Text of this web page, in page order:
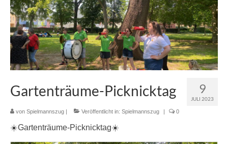
9
JULI 2023
Gartenträume-Picknicktag
von Spielmannszug Veröffentlicht in: Spielmannszug 0
☀️Gartenträume-Picknicktag☀️